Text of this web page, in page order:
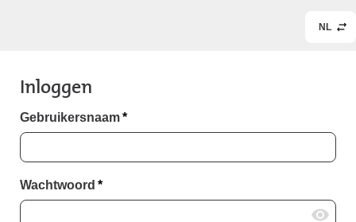
NL
Inloggen
Gebruikersnaam*
Wachtwoord *